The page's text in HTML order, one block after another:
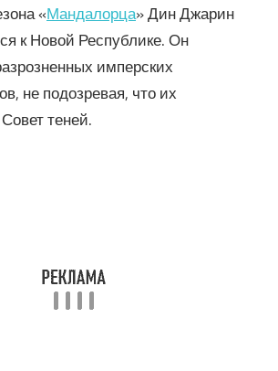
«Мандалорца» Дин Джарин
к Новой Республике. Он
имперских
не подозревая, что их
теней.